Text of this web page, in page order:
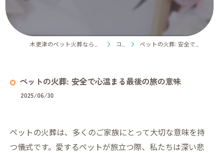
コラム ペットの火葬: 安全で心温まる最後の旅の意味
ペットの火葬: 安全で心温まる最後の旅の意味
2025/06/30
ペットの火葬は、多くのご家族にとって大切な意味を持
つ儀式です。愛するペットが旅立つ際、私たちは深い悲